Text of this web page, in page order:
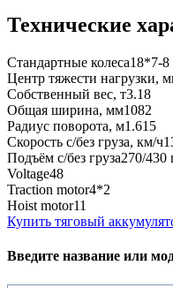
Технические
Стандартные колеса18*7-8
Центр тяжести нагрузки,
Собственный вес, т3.18
Общая ширина, мм1082
Радиус поворота, м1.615
Скорость с/без груза, км/ч
Подъём с/без груза270/430
Voltage48
Traction motor4*2
Hoist motor11
Купить тяговый
Введите название или